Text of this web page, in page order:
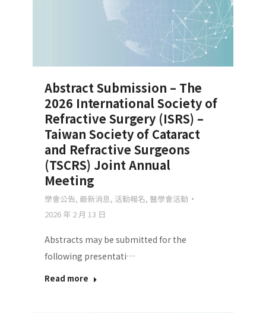
Abstract Submission – The
2026 International Society of
Refractive Surgery (ISRS) –
Taiwan Society of Cataract
and Refractive Surgeons
(TSCRS) Joint Annual
Meeting
學會公告, 最新消息, 活動報名, 醫學會活動
2026 年 2 月 13 日
Abstracts may be submitted for the
following presentati…
Read more